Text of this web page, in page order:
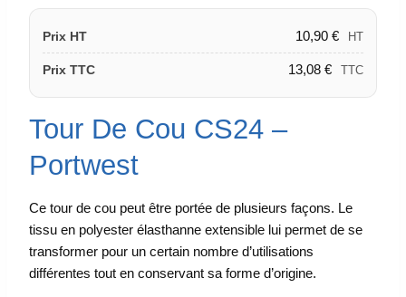
Prix HT 10,90 € HT
Prix TTC 13,08 € TTC
Tour De Cou CS24 –
Portwest
Ce tour de cou peut être portée de plusieurs façons. Le
tissu en polyester élasthanne extensible lui permet de se
transformer pour un certain nombre d’utilisations
différentes tout en conservant sa forme d’origine.